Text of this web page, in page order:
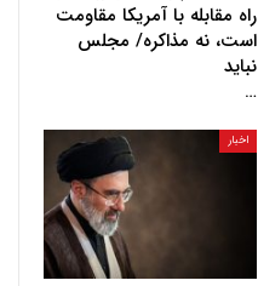
راه مقابله با آمریکا مقاومت
است، نه مذاکره/ مجلس
نباید
…
اخبار